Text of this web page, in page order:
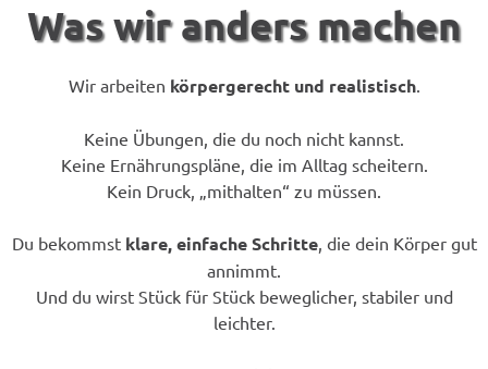
Was wir anders machen
Wir arbeiten körpergerecht und realistisch.
Keine Übungen, die du noch nicht kannst.
Keine Ernährungspläne, die im Alltag scheitern.
Kein Druck, „mithalten“ zu müssen.
Du bekommst klare, einfache Schritte, die dein Körper gut
annimmt.
Und du wirst Stück für Stück beweglicher, stabiler und
leichter.